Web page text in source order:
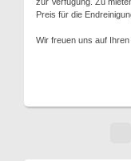
Preis für die
Wir freuen uns auf